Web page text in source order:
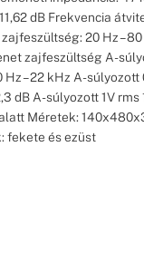
dB Frekvencia
20 Hz –
zajfeszültség A-
Hz – 22 kHz A-súlyozott
dB A-súlyozott 1V
Méretek:
fekete és ezüst